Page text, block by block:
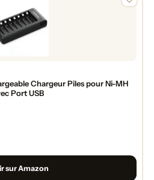
Chargeur Piles pour Ni-MH
Port USB
sur Amazon